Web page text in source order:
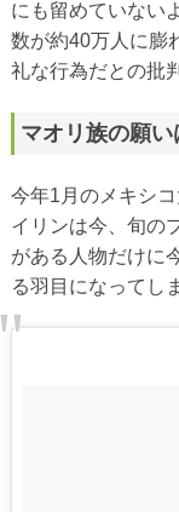
にも留めていない
数が約40万人に膨
礼な行為だとの批
マオリ族の願い
今年1月のメキシ
イリンは今、旬の
がある人物だけに
る羽目になってし